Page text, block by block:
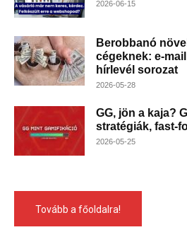
2026-06-15
Berobbanó
cégeknek: e-
hírlevél sorozat
2026-05-28
GG, jön a kaja?
stratégiák, fast-
2026-05-25
Tovább a főoldalra!